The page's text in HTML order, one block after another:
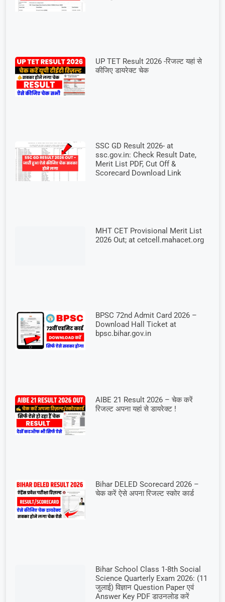
UP TET Result 2026 -रिजल्ट यहां से
कीजिए डायरेक्ट चेक
SSC GD Result 2026- at
ssc.gov.in: Check Result Date,
Merit List PDF, Cut Off &
Scorecard Download Link
MHT CET Provisional Merit List
2026 Out; at cetcell.mahacet.org
BPSC 72nd Admit Card 2026 –
Download Hall Ticket at
bpsc.bihar.gov.in
AIBE 21 Result 2026 – चेक करें
रिजल्ट अपना यहां से डायरेक्ट !
Bihar DELED Scorecard 2026 –
चेक करें ऐसे अपना रिजल्ट स्कोर कार्ड
Bihar School Class 1-8th Social
Science Quarterly Exam 2026: (11
जुलाई) विज्ञान Question Paper एवं
Answer Key PDF डाउनलोड करें